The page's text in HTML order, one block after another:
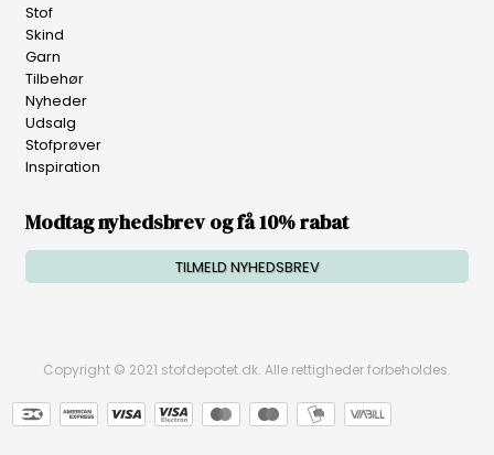
Stof
Skind
Garn
Tilbehør
Nyheder
Udsalg
Stofprøver
Inspiration
Modtag nyhedsbrev og få 10% rabat
TILMELD NYHEDSBREV
Copyright © 2021 stofdepotet.dk. Alle rettigheder forbeholdes.